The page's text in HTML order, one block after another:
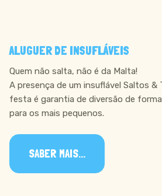
ALUGUER DE INSUFLÁVEIS
Quem não salta, não é da Malta!
A presença de um insuflável Saltos &
festa é garantia de diversão de
para os mais pequenos.
SABER MAIS...